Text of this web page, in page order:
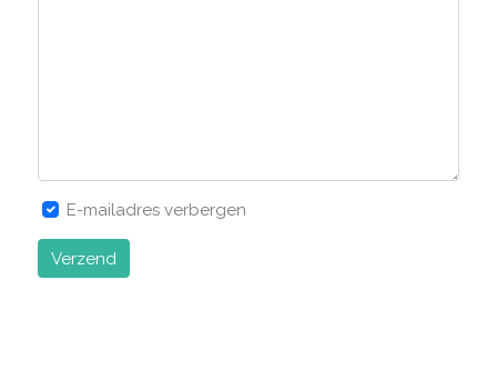
E-mailadres verbergen
Verzend